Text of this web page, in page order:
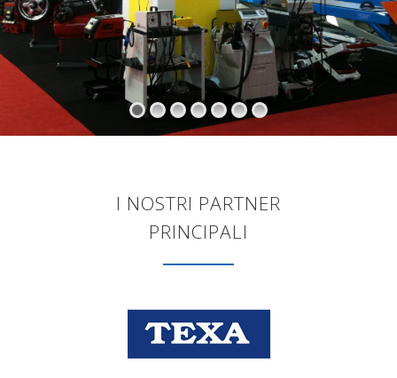
I NOSTRI PARTNER
PRINCIPALI